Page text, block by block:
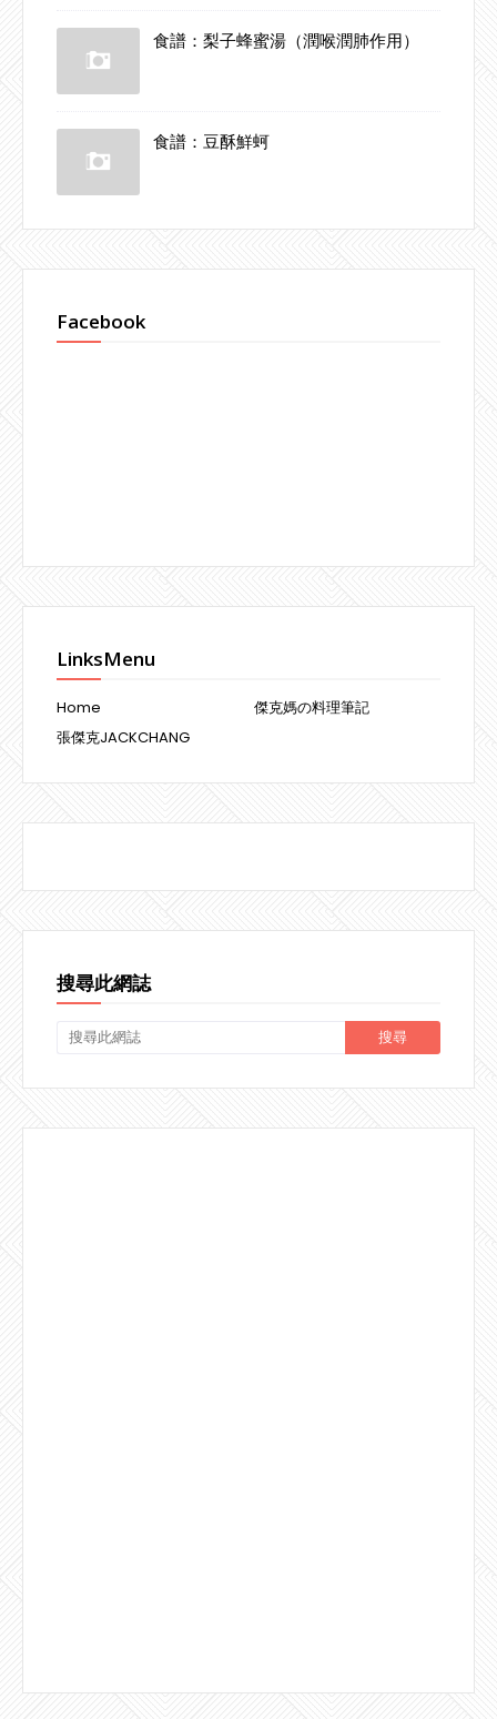
食譜：梨子蜂蜜湯（潤喉潤肺作用）
食譜：豆酥鮮蚵
Facebook
LinksMenu
Home
傑克媽の料理筆記
張傑克JACKCHANG
搜尋此網誌